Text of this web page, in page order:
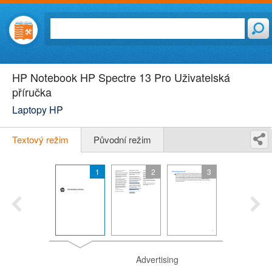
HP Notebook HP Spectre 13 Pro Uživatelská
příručka
Laptopy HP
Textový režim Původní režim
1 2 3
Advertising